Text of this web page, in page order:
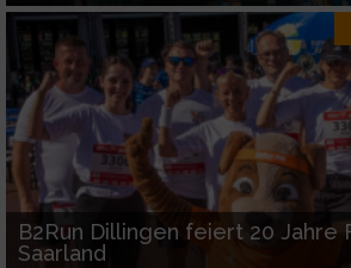
B2Run Dillingen feiert 20 Jahre
Saarland